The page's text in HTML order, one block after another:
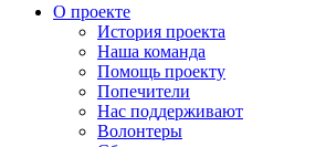
О проекте
История проекта
Наша команда
Помощь проекту
Попечители
Нас поддерживают
Волонтеры